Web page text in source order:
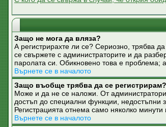
Защо не мога да вляза?
А регистрирахте ли се? Сериозно, трябва
се свържете с администраторите и да
паролата си. Обикновено това е проблема;
Върнете се в началото
Защо въобще трябва да се регистрирам?
Може и да не се наложи. От
достъп до специални функции, недостъпни
Регистрацията отнема само няколко
Върнете се в началото